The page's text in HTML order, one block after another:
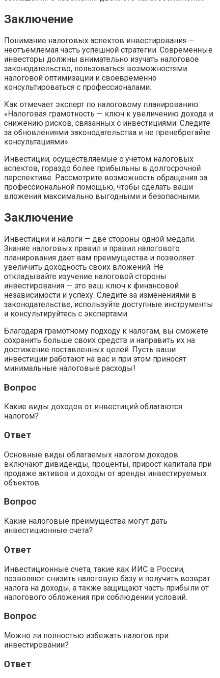
Заключение
Понимание налоговых аспектов инвестирования —
неотъемлемая часть успешной стратегии. Современные
инвесторы должны внимательно изучать налоговое
законодательство, пользоваться возможностями
налоговой оптимизации и своевременно
консультироваться с профессионалами.
Как отмечает эксперт по налоговому планированию:
«Налоговая грамотность — ключ к увеличению дохода и
снижению рисков, связанных с инвестициями. Следите
за обновлениями законодательства и не пренебрегайте
консультациями».
Инвестиции, осуществляемые с учётом налоговых
аспектов, гораздо более прибыльны в долгосрочной
перспективе. Рассмотрите возможность обращения за
профессиональной помощью, чтобы сделать ваши
вложения максимально выгодными и безопасными.
Заключение
Инвестиции и налоги — две стороны одной медали.
Знание налоговых правил и правил налогового
планирования дает вам преимущества и позволяет
увеличить доходность своих вложений. Не
откладывайте изучение налоговой стороны
инвестирования — это ваш ключ к финансовой
независимости и успеху. Следите за изменениями в
законодательстве, используйте доступные инструменты
и консультируйтесь с экспертами.
Благодаря грамотному подходу к налогам, вы сможете
сохранить больше своих средств и направить их на
достижение поставленных целей. Пусть ваши
инвестиции работают на вас и при этом приносят
минимальные налоговые расходы!
Вопрос
Какие виды доходов от инвестиций облагаются
налогом?
Ответ
Основные виды облагаемых налогом доходов
включают дивиденды, проценты, прирост капитала при
продаже активов и доходы от аренды инвестируемых
объектов.
Вопрос
Какие налоговые преимущества могут дать
инвестиционные счета?
Ответ
Инвестиционные счета, такие как ИИС в России,
позволяют снизить налоговую базу и получить возврат
налога на доходы, а также защищают часть прибыли от
налогового обложения при соблюдении условий.
Вопрос
Можно ли полностью избежать налогов при
инвестировании?
Ответ